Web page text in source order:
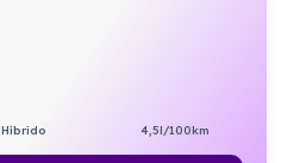
Híbrido 4,5l/100km